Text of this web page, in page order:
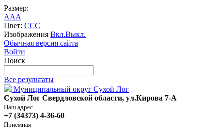
Размер:
AAA
Цвет: CCC
Изображения Вкл.Выкл.
Обычная версия сайта
Войти
Поиск
Все результаты
Муниципальный округ Сухой Лог
Сухой Лог Свердловской области, ул.Кирова 7-А
Наш адрес
+7 (34373) 4-36-60
Приемная